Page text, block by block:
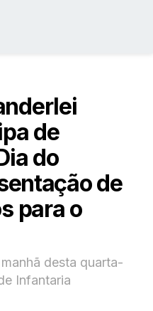
de
do
de
para o
desta quarta-
Infantaria